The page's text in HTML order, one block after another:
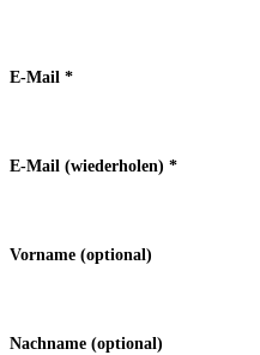
E-Mail *
E-Mail (wiederholen) *
Vorname (optional)
Nachname (optional)